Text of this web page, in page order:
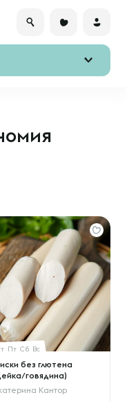
Пт Сб Вс
без глютена
говядина)
Кантор